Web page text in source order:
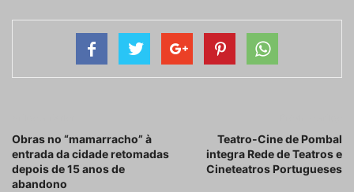
Obras no “mamarracho” à
entrada da cidade retomadas
depois de 15 anos de
abandono
Teatro-Cine de Pombal
integra Rede de Teatros e
Cineteatros Portugueses